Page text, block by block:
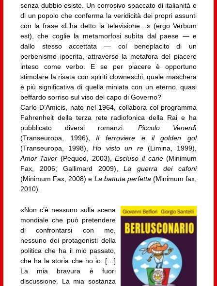
senza dubbio esiste. Un corrosivo spaccato di italianità e
di un popolo che conferma la veridicità dei propri assunti
con la frase «L’ha detto la televisione…» (ergo Verbum
est), che coglie la metamorfosi subìta dal paese — e
dallo stesso accettata — col beneplacito di un
perbenismo ipocrita, attraverso la metafora del piacere
inteso come verbo. E se per piacere è opportuno
stimolare la risata con spiriti clowneschi, quale maschera
è più significativa di quella miniata con un eterno, quasi
beffardo sorriso sul viso del capo di Governo?
Carlo D’Amicis, nato nel 1964, collabora col programma
Fahrenheit della terza rete radiofonica della Rai e ha
pubblicato diversi romanzi: Piccolo Venerdì
(Transeuropa, 1996),Il ferroviere e il golden gol
(Transeuropa, 1998),Ho visto un re (Limina, 1999),
Amor Tavor(Pequod, 2003),Escluso il cane(Minimum
Fax, 2006; Gallimard 2009),La guerra dei cafoni
(Minimum Fax, 2008) e La battuta perfetta(Minimum fax,
2010).
«Non c’è nessuno sulla scena
mondiale che può pretendere
di confrontarsi con me,
nessuno dei protagonisti della
politica che ha il mio passato,
che ha la storia che ho io. […]
La mia bravura è fuori
discussione. La mia sostanza